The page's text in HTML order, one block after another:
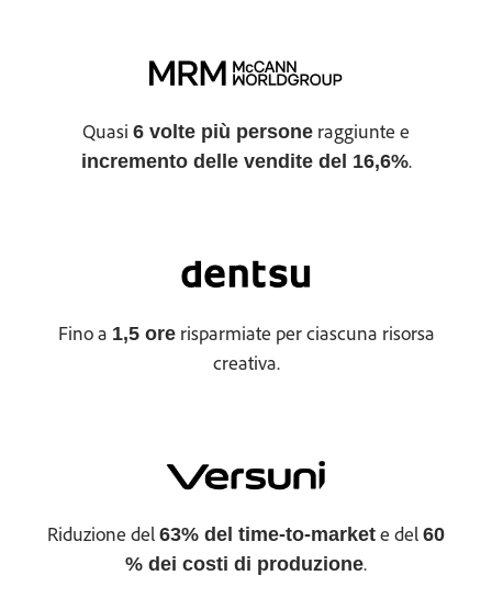
Quasi 6 volte più persone raggiunte e
incremento delle vendite del 16,6%.
Fino a 1,5 orerisparmiate per ciascuna risorsa
creativa.
Riduzione del 63% del time-to-market e del 60
% dei costi di produzione.